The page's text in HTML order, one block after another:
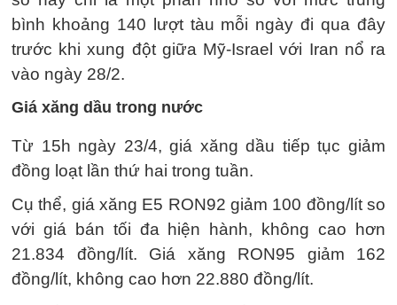
bình khoảng 140 lượt tàu mỗi ngày đi qua đây
trước khi xung đột giữa Mỹ-Israel với Iran nổ ra
vào ngày 28/2.
Giá xăng dầu trong nước
Từ 15h ngày 23/4, giá xăng dầu tiếp tục giảm
đồng loạt lần thứ hai trong tuần.
Cụ thể, giá xăng E5 RON92 giảm 100 đồng/lít so
với giá bán tối đa hiện hành, không cao hơn
21.834 đồng/lít. Giá xăng RON95 giảm 162
đồng/lít, không cao hơn 22.880 đồng/lít.